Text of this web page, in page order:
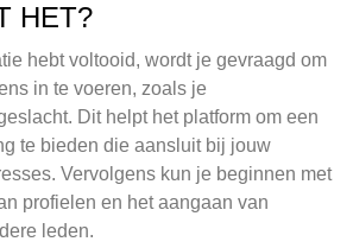
HET?
hebt voltooid, wordt je gevraagd om
in te voeren, zoals je
Dit helpt het platform om een
te bieden die aansluit bij jouw
Vervolgens kun je beginnen met
profielen en het aangaan van
leden.